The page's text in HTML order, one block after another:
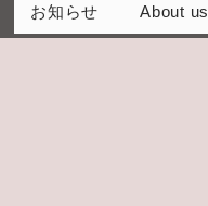
お知らせ About us